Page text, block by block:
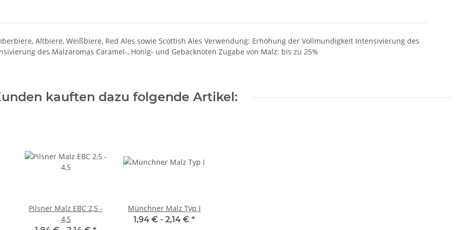
Altbiere, Weißbiere, Red Ales sowie Scottish Ales Verwendung: Erhöhung der Vollmundigkeit Intensivierung des
des Malzaromas Caramel-, Honig- und Gebäcknoten Zugabe von Malz: bis zu 25%
kauften dazu folgende Artikel:
Pilsner Malz EBC 2,5 -
4,5
Münchner Malz Typ I
1,94 € - 2,14 € *